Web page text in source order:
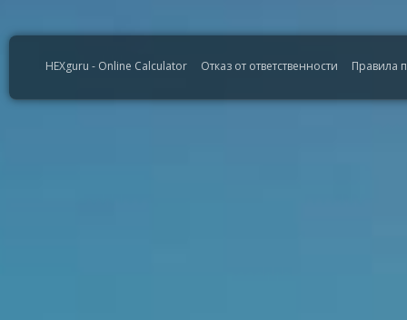
HEXguru - Online Calculator Отказ от ответственности Правила